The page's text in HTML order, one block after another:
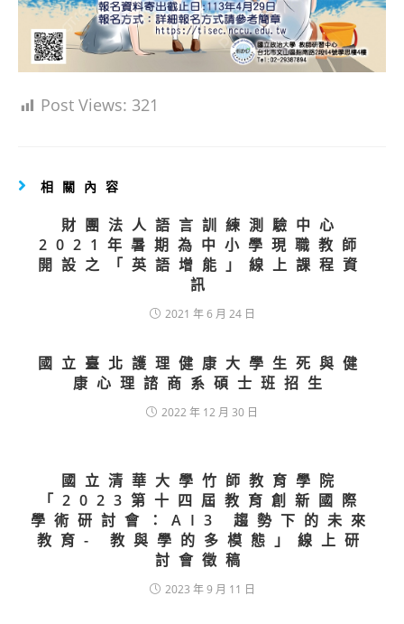
Post Views: 321
相關內容
財團法人語言訓練測驗中心
2021年暑期為中小學現職教師
開設之「英語增能」線上課程資
訊
2021 年 6 月 24 日
國立臺北護理健康大學生死與健
康心理諮商系碩士班招生
2022 年 12 月 30 日
國立清華大學竹師教育學院
「2023第十四屆教育創新國際
學術研討會：AI3 趨勢下的未來
教育- 教與學的多模態」線上研
討會徵稿
2023 年 9 月 11 日